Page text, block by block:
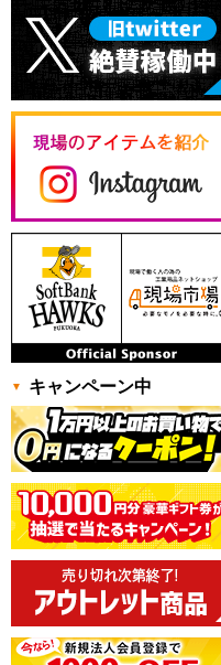
キャンペーン中